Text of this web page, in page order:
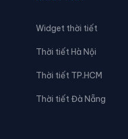
Xã Quảng Hà
Widget thời tiết
Thời tiết Hà Nội
Thời tiết TP.HCM
Thời tiết Đà Nẵng